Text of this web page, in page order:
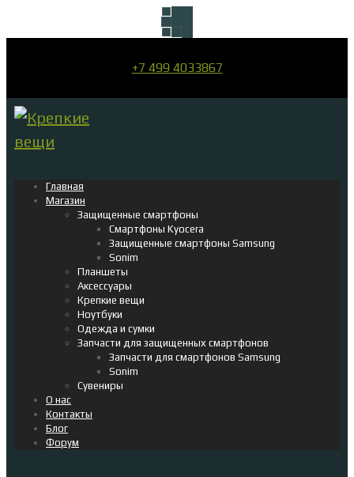
+7 499 4033867
Главная
Магазин
Защищенные смартфоны
Смартфоны Kyocera
Защищенные смартфоны Samsung
Sonim
Планшеты
Аксессуары
Крепкие вещи
Ноутбуки
Одежда и сумки
Запчасти для защищенных смартфонов
Запчасти для смартфонов Samsung
Sonim
Сувениры
О нас
Контакты
Блог
Форум